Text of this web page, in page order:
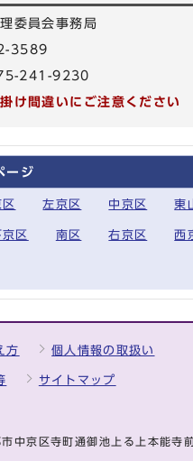
委員会事務局
3589
241-9230
け間違いにご注意ください
ージ
区 左京区 中京区 東
京区 南区 右京区 西
方 個人情報の取扱い
サイトマップ
京区寺町通御池上る上本能寺